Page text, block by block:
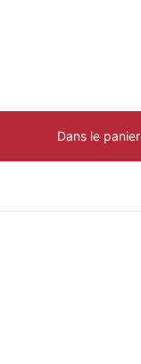
Dans le panier